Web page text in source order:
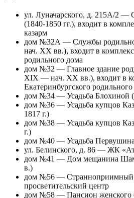
ул. Луначарского, д. 215А/2 —
(1840-1850 гг.), входит в
казарм
дом №32А — Службы
нач. XX вв.), входит в
родильного дома
дом №32 — Главное здание
XIX — нач. XX вв.), входит в
Екатеринбургского
дом №34 — Усадьба Блохиной
дом №36 — Усадьба купцов
1817 г.)
дом №38 — Усадьба купцов
г.)
дом №40 — Усадьба
ул. Белинского, д. 86 — ЖК
дом №41 — Дом мещанина
в.)
дом №56 — Странноприимный
просветительский центр
дом №58 — Пансион женского